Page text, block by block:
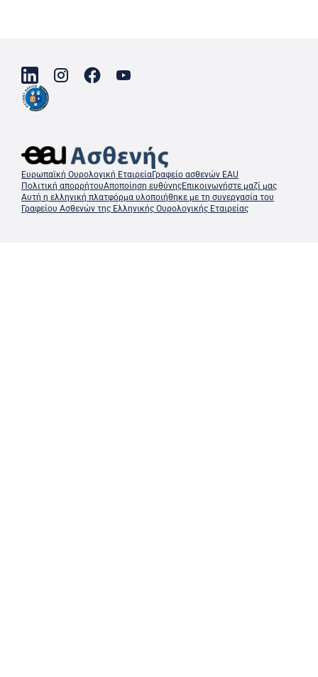
Ευρωπαϊκή Ουρολογική ΕταιρείαΓραφείο ασθενών EAU
Πολιτική απορρήτουΑποποίηση ευθύνηςΕπικοινωνήστε μαζί μας
Αυτή η ελληνική πλατφόρμα υλοποιήθηκε με τη συνεργασία του
Γραφείου Ασθενών της Ελληνικής Ουρολογικής Εταιρείας